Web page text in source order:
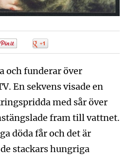
och funderar över
En sekvens visade en
med sår över
fram till vattnet.
döda får och det är
stackars hungriga